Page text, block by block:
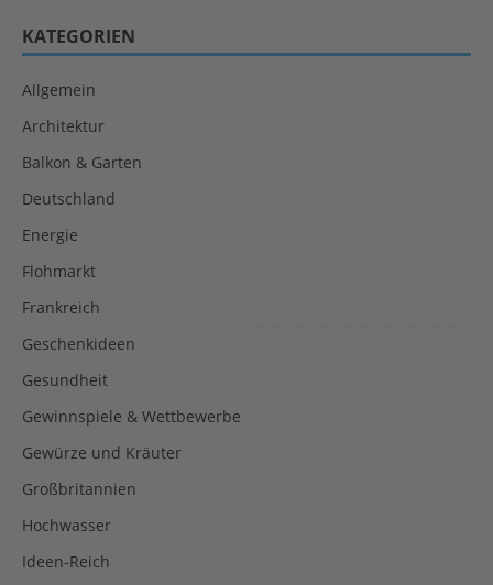
KATEGORIEN
Allgemein
Architektur
Balkon & Garten
Deutschland
Energie
Flohmarkt
Frankreich
Geschenkideen
Gesundheit
Gewinnspiele & Wettbewerbe
Gewürze und Kräuter
Großbritannien
Hochwasser
Ideen-Reich